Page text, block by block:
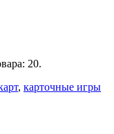
20.
, карточные игры